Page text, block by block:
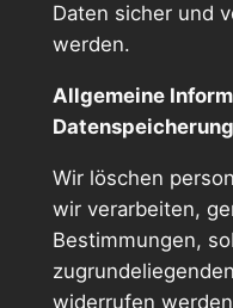
Daten sicher und
werden.
Allgemeine
Wir löschen
wir verarbeiten,
Bestimmungen,
widerrufen